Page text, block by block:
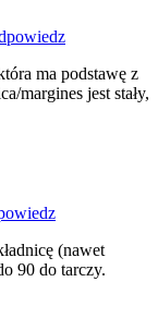
ma podstawę z
margines jest stały,
(nawet
90 do tarczy.